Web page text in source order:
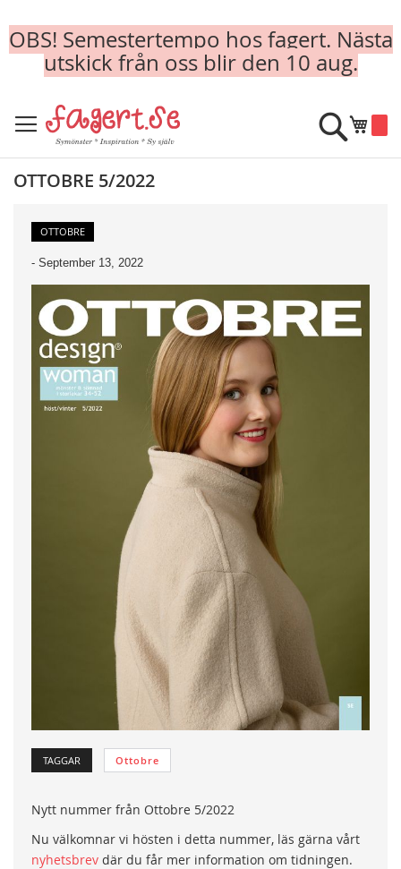
OBS! Semestertempo hos fagert. Nästa
utskick från oss blir den 10 aug.
to
Content
Min
Sök
OTTOBRE 5/2022
OTTOBRE
- September 13, 2022
TAGGAR Ottobre
Nytt nummer från Ottobre 5/2022
Nu välkomnar vi hösten i detta nummer, läs gärna vårt
nyhetsbrev där du får mer information om tidningen.